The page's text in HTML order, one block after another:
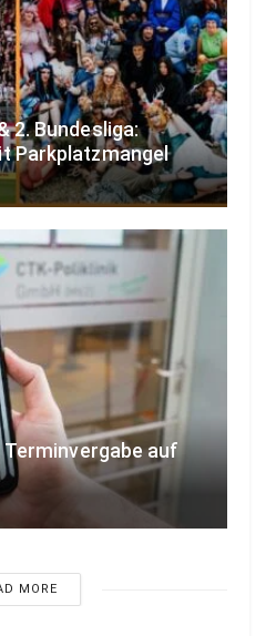
2. Bundesliga:
Parkplatzmangel
auf
MORE